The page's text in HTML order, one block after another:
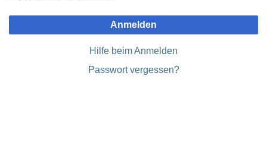
Anmelden
Hilfe beim Anmelden
Passwort vergessen?